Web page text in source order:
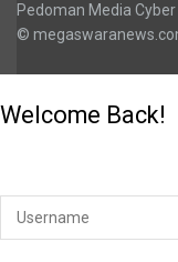
Pedoman Media Cyber
©
Welcome Back!